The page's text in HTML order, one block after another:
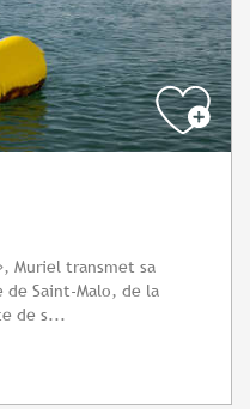
Muriel transmet sa
de Saint-Malo, de la
de s...